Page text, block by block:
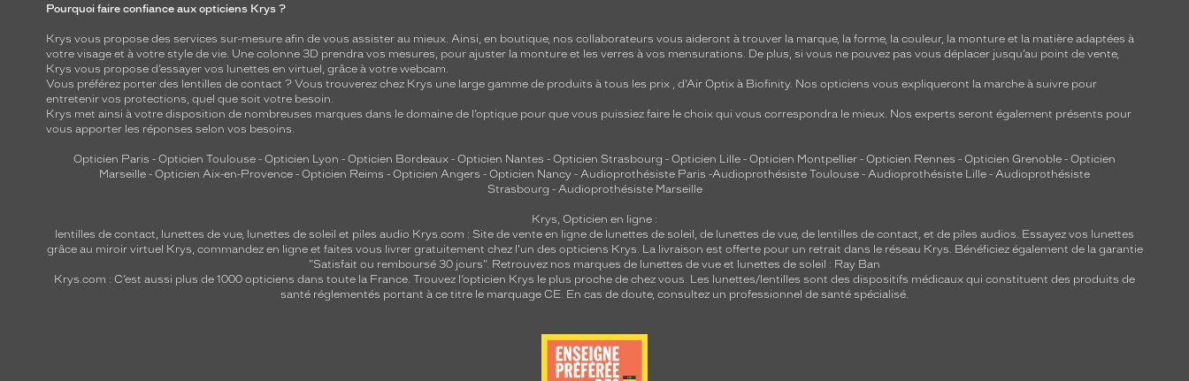
Pourquoi faire confiance aux opticiens Krys ?
Krys vous propose des services sur-mesure afin de vous assister au mieux. Ainsi, en boutique, nos collaborateurs vous aideront à trouver la marque, la forme, la couleur, la monture et la matière adaptées à
votre visage et à votre style de vie. Une colonne 3D prendra vos mesures, pour ajuster la monture et les verres à vos mensurations. De plus, si vous ne pouvez pas vous déplacer jusqu’au point de vente,
Krys vous propose d’essayer vos lunettes en virtuel, grâce à votre webcam.
Vous préférez porter des lentilles de contact ? Vous trouverez chez Krys une large gamme de produits à tous les prix , d’Air Optix à Biofinity. Nos opticiens vous expliqueront la marche à suivre pour
entretenir vos protections, quel que soit votre besoin.
Krys met ainsi à votre disposition de nombreuses marques dans le domaine de l’optique pour que vous puissiez faire le choix qui vous correspondra le mieux. Nos experts seront également présents pour
vous apporter les réponses selon vos besoins.
Opticien Paris - Opticien Toulouse - Opticien Lyon - Opticien Bordeaux - Opticien Nantes - Opticien Strasbourg - Opticien Lille - Opticien Montpellier - Opticien Rennes - Opticien Grenoble - Opticien
Marseille - Opticien Aix-en-Provence - Opticien Reims - Opticien Angers - Opticien Nancy - Audioprothésiste Paris -Audioprothésiste Toulouse - Audioprothésiste Lille - Audioprothésiste
Strasbourg - Audioprothésiste Marseille
Krys, Opticien en ligne :
lentilles de contact, lunettes de vue, lunettes de soleil et piles audio Krys.com : Site de vente en ligne de lunettes de soleil, de lunettes de vue, de lentilles de contact, et de piles audios. Essayez vos lunettes
grâce au miroir virtuel Krys, commandez en ligne et faites vous livrer gratuitement chez l'un des opticiens Krys. La livraison est offerte pour un retrait dans le réseau Krys. Bénéficiez également de la garantie
"Satisfait ou remboursé 30 jours". Retrouvez nos marques de lunettes de vue et lunettes de soleil : Ray Ban
Krys.com : C’est aussi plus de 1000 opticiens dans toute la France. Trouvez l’opticien Krys le plus proche de chez vous. Les lunettes/lentilles sont des dispositifs médicaux qui constituent des produits de
santé réglementés portant à ce titre le marquage CE. En cas de doute, consultez un professionnel de santé spécialisé.